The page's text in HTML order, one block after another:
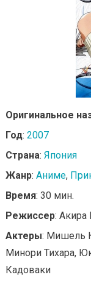
Оригинальное
Год: 2007
Страна: Япония
Жанр: Аниме,
Время: 30 мин.
Режиссер: Акира
Актеры: Мишель
Минори Тихара,
Кадоваки